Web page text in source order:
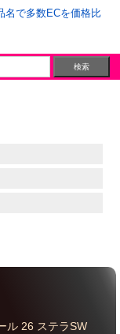
名で多数ECを価格比
ル 26 ステラSW